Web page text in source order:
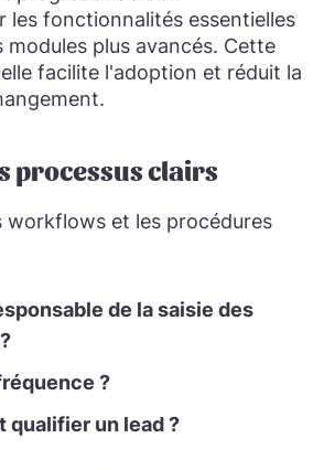
les fonctionnalités essentielles
modules plus avancés. Cette
facilite l'adoption et réduit la
processus clairs
workflows et les procédures
de la saisie des
?
qualifier un lead ?